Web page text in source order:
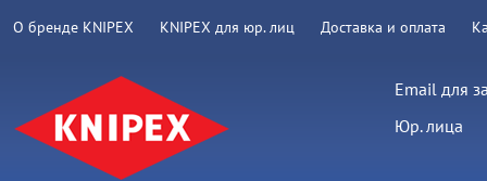
О бренде KNIPEX KNIPEX для юр. лиц Доставка и оплата
Email для
Юр. лица